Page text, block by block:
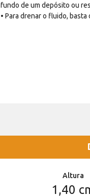
fundo de um depósito ou
• Para drenar o fluido,
Altura
1,40